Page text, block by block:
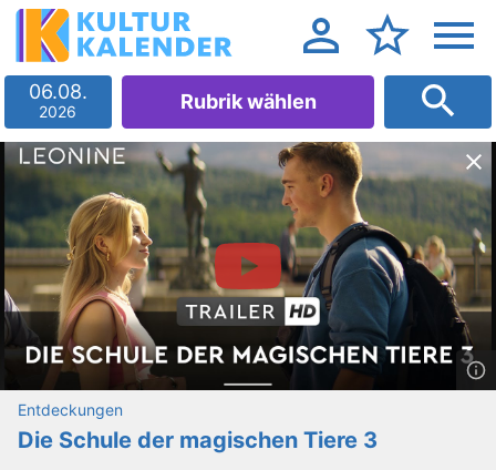
06.08.
2026 Rubrik wählen
Entdeckungen
Die Schule der magischen Tiere 3